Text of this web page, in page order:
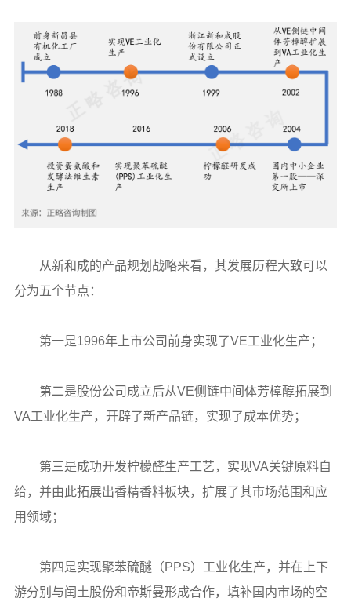
从新和成的产品规划战略来看，其发展历程大致可以
分为五个节点：
第一是1996年上市公司前身实现了VE工业化生产；
第二是股份公司成立后从VE侧链中间体芳樟醇拓展到
VA工业化生产，开辟了新产品链，实现了成本优势；
第三是成功开发柠檬醛生产工艺，实现VA关键原料自
给，并由此拓展出香精香料板块，扩展了其市场范围和应
用领域；
第四是实现聚苯硫醚（PPS）工业化生产，并在上下
游分别与闰土股份和帝斯曼形成合作，填补国内市场的空